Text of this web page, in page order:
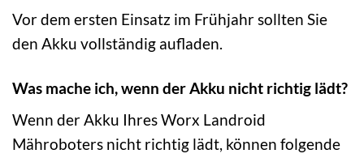
Vor dem ersten Einsatz im Frühjahr sollten Sie
den Akku vollständig aufladen.
Was mache ich, wenn der Akku nicht richtig lädt?
Wenn der Akku Ihres Worx Landroid
Mähroboters nicht richtig lädt, können folgende